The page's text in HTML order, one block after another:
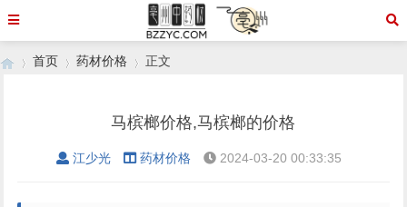
首页 药材价格 正文
马槟榔价格,马槟榔的价格
江少光 药材价格 2024-03-20 00:33:35